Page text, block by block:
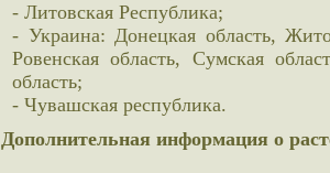
- Литовская Республика;
- Украина: Донецкая область,
Ровенская область, Сумская
область;
- Чувашская республика.
Дополнительная информация о